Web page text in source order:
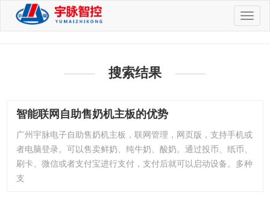
切
换
搜索结果
智能联网自助售奶机主板的优势
广州宇脉电子自助售奶机主板，联网管理，网页版，支持手机或
者电脑登录。可以售卖鲜奶、纯牛奶、酸奶。通过投币、纸币、
刷卡、微信或者支付宝进行支付，支付后就可以启动设备。多种
支